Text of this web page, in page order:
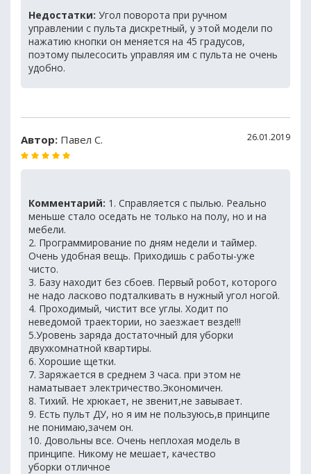
Недостатки: Угол поворота при ручном
управлении с пульта дискретный, у этой модели по
нажатию кнопки он меняется на 45 градусов,
поэтому пылесосить управляя им с пульта не очень
удобно.
Автор: Павел С. 26.01.2019
Комментарий: 1. Справляется с пылью. Реально
меньше стало оседать не только на полу, но и на
мебели.
2. Программирование по дням недели и таймер.
Очень удобная вещь. Приходишь с работы-уже
чисто.
3. Базу находит без сбоев. Первый робот, которого
не надо ласково подталкивать в нужный угол ногой.
4. Проходимый, чистит все углы. Ходит по
неведомой траектории, но заезжает везде!!!
5.Уровень заряда достаточный для уборки
двухкомнатной квартиры.
6. Хорошие щетки.
7. Заряжается в среднем 3 часа. при этом не
наматывает электричество.Экономичен.
8. Тихий. Не хрюкает, не звенит,не завывает.
9. Есть пульт ДУ, но я им не пользуюсь,в принципе
не понимаю,зачем он.
10. Довольны все. Очень неплохая модель в
принципе. Никому не мешает, качество
уборки отличное